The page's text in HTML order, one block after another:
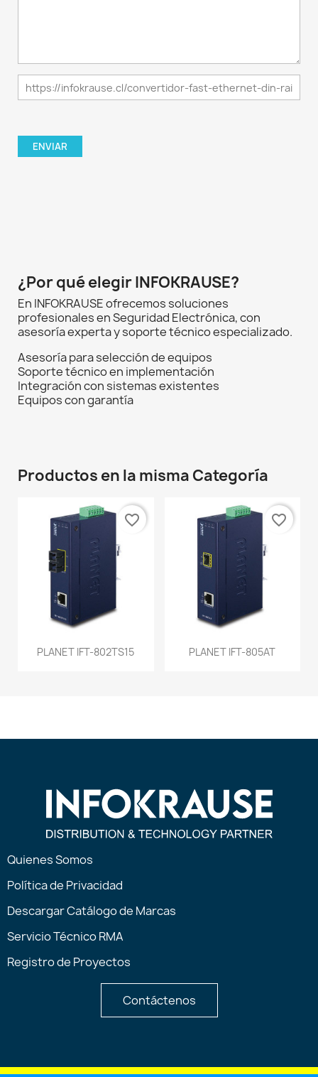
¿Por qué elegir INFOKRAUSE?
En INFOKRAUSE ofrecemos soluciones
profesionales en Seguridad Electrónica, con
asesoría experta y soporte técnico especializado.
Asesoría para selección de equipos
Soporte técnico en implementación
Integración con sistemas existentes
Equipos con garantía
Productos en la misma Categoría
PLANET IFT-802TS15
favorite_border
PLANET IFT-805AT
favorite_border
Quienes Somos
Política de Privacidad
Descargar Catálogo de Marcas
Servicio Técnico RMA
Registro de Proyectos
Contáctenos